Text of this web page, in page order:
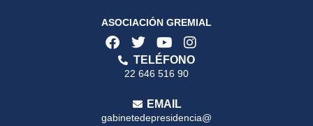
ASOCIACIÓN GREMIAL
TELÉFONO
22 646 516 90
EMAIL
gabinetedepresidencia@